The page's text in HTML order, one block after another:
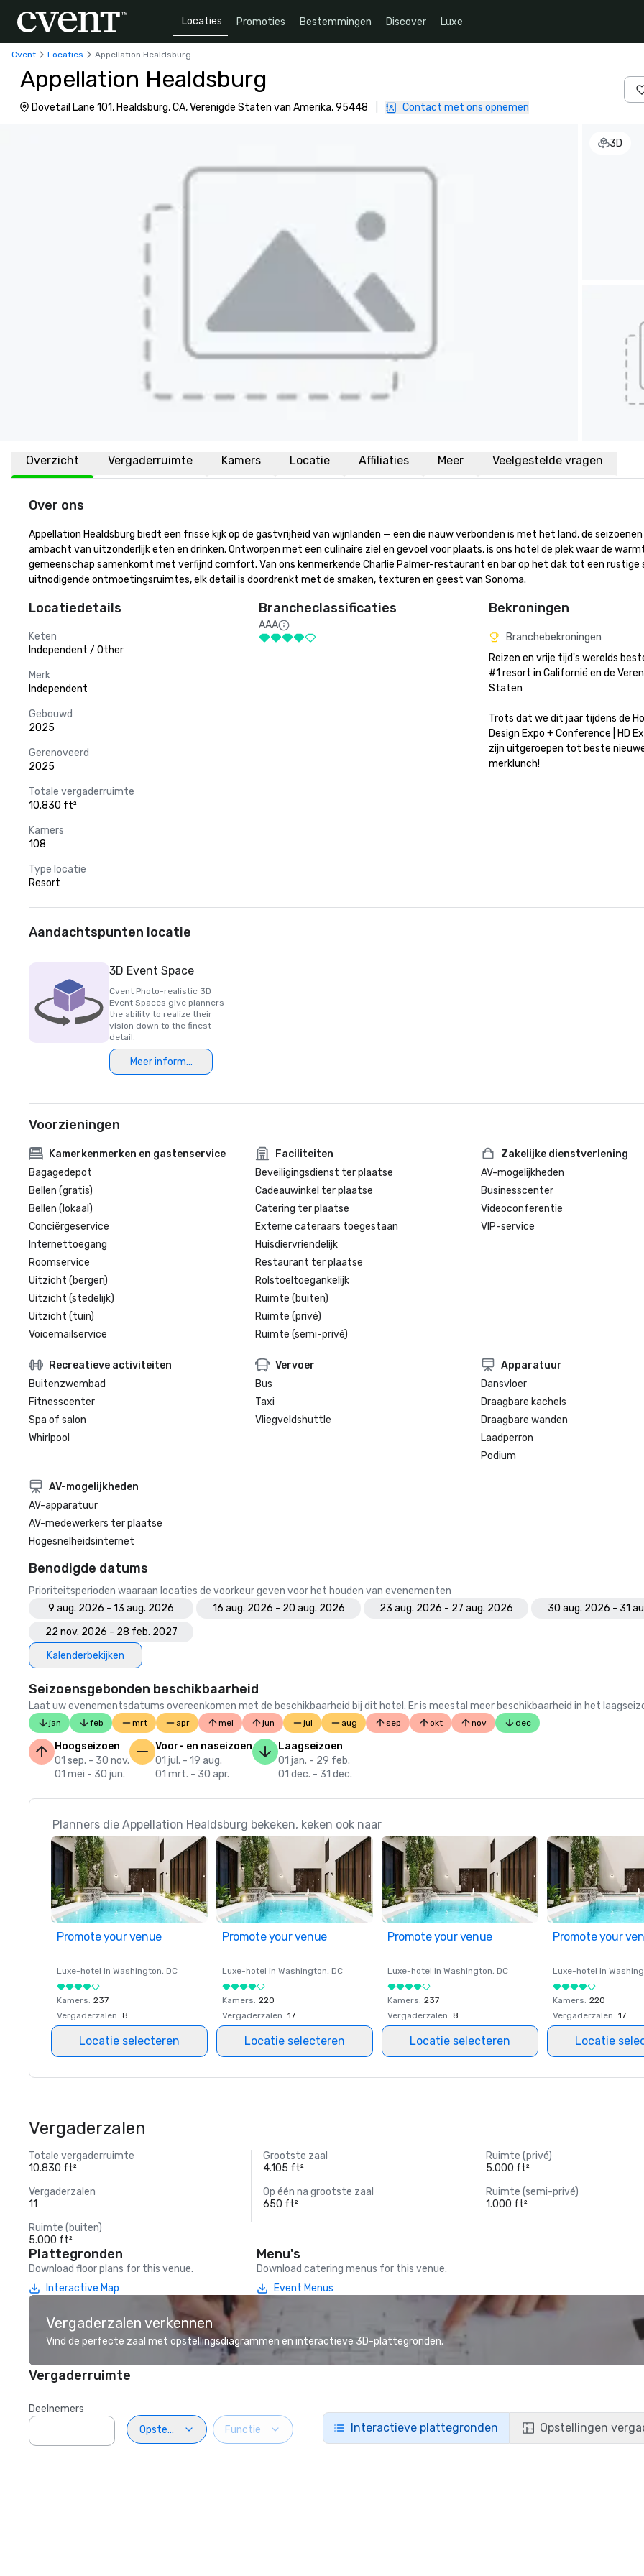
Locaties Promoties Bestemmingen Discover Luxe
Cvent Locaties Appellation Healdsburg
Appellation Healdsburg
Dovetail Lane 101, Healdsburg, CA, Verenigde Staten van Amerika, 95448 Contact met ons opnemen
3D
Overzicht Vergaderruimte Kamers Locatie Affiliaties Meer Veelgestelde vragen
Over ons
Appellation Healdsburg biedt een frisse kijk op de gastvrijheid van wijnlanden — een die nauw verbonden is met het land, de
ambacht van uitzonderlijk eten en drinken. Ontworpen met een culinaire ziel en gevoel voor plaats, is ons hotel de plek waar de
gemeenschap samenkomt met verfijnd comfort. Van ons kenmerkende Charlie Palmer-restaurant en bar op het dak tot een rustige
uitnodigende ontmoetingsruimtes, elk detail is doordrenkt met de smaken, texturen en geest van Sonoma.
Locatiedetails
Keten
Independent / Other
Merk
Independent
Gebouwd
2025
Gerenoveerd
2025
Totale vergaderruimte
10.830 ft²
Kamers
108
Type locatie
Resort
Brancheclassificaties
AAA
Bekroningen
Branchebekroningen
Reizen en vrije tijd's werelds
#1 resort in Californië en de
Staten
Trots dat we dit jaar tijdens de
Design Expo + Conference | HD
zijn uitgeroepen tot beste
merklunch!
Aandachtspunten locatie
3D Event Space
Cvent Photo-realistic 3D
Event Spaces give planners
the ability to realize their
vision down to the finest
detail.
Meer informatie
Voorzieningen
Kamerkenmerken en gastenservice
Bagagedepot
Bellen (gratis)
Bellen (lokaal)
Conciërgeservice
Internettoegang
Roomservice
Uitzicht (bergen)
Uitzicht (stedelijk)
Uitzicht (tuin)
Voicemailservice
Faciliteiten
Beveiligingsdienst ter plaatse
Cadeauwinkel ter plaatse
Catering ter plaatse
Externe cateraars toegestaan
Huisdiervriendelijk
Restaurant ter plaatse
Rolstoeltoegankelijk
Ruimte (buiten)
Ruimte (privé)
Ruimte (semi-privé)
Zakelijke dienstverlening
AV-mogelijkheden
Businesscenter
Videoconferentie
VIP-service
Recreatieve activiteiten
Buitenzwembad
Fitnesscenter
Spa of salon
Whirlpool
Vervoer
Bus
Taxi
Vliegveldshuttle
Apparatuur
Dansvloer
Draagbare kachels
Draagbare wanden
Laadperron
Podium
AV-mogelijkheden
AV-apparatuur
AV-medewerkers ter plaatse
Hogesnelheidsinternet
Benodigde datums
Prioriteitsperioden waaraan locaties de voorkeur geven voor het houden van evenementen
9 aug. 2026 - 13 aug. 2026
16 aug. 2026 - 20 aug. 2026 23 aug. 2026 - 27 aug. 2026
30 aug. 2026 - 31
22 nov. 2026 - 28 feb. 2027
Kalenderbekijken
Seizoensgebonden beschikbaarheid
Laat uw evenementsdatums overeenkomen met de beschikbaarheid bij dit hotel. Er is meestal meer beschikbaarheid in het
jan feb mrt apr mei jun jul aug sep okt nov dec
Hoogseizoen
01 sep. - 30 nov.
01 mei - 30 jun.
Voor- en naseizoen
01 jul. - 19 aug.
01 mrt. - 30 apr.
Laagseizoen
01 jan. - 29 feb.
01 dec. - 31 dec.
Planners die Appellation Healdsburg bekeken, keken ook naar
Promote your venue
Luxe-hotel in Washington, DC
Kamers: 237
Vergaderzalen: 8
Locatie selecteren
Promote your venue
Luxe-hotel in Washington, DC
Kamers: 220
Vergaderzalen: 17
Locatie selecteren
Promote your venue
Luxe-hotel in Washington, DC
Kamers: 237
Vergaderzalen: 8
Locatie selecteren
Promote your
Luxe-hotel in
Kamers: 220
Vergaderzalen: 17
Locatie
Vergaderzalen
Totale vergaderruimte
10.830 ft²
Grootste zaal
4.105 ft²
Ruimte (privé)
5.000 ft²
Vergaderzalen
11
Op één na grootste zaal
650 ft²
Ruimte (semi-privé)
1.000 ft²
Ruimte (buiten)
5.000 ft²
Plattegronden
Download floor plans for this venue.
Interactive Map
Menu's
Download catering menus for this venue.
Event Menus
Vergaderzalen verkennen
Vind de perfecte zaal met opstellingsdiagrammen en interactieve 3D-plattegronden.
Vergaderruimte
Deelnemers
Opstelling
Functie Interactieve plattegronden Opstellingen